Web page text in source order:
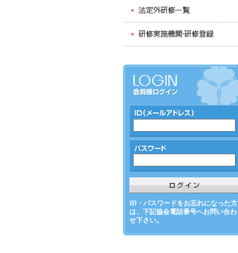
ID・パスワードをお忘れになった方
は、下記協会電話番号へお問い合わ
せ下さい。